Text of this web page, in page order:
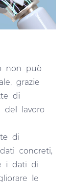
non può
grazie
di
del lavoro
di
concreti,
i dati di
le